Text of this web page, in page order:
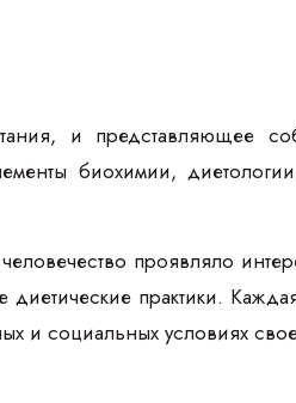
и представляющее
биохимии,
проявляло
практики. Каждая
и социальных условиях